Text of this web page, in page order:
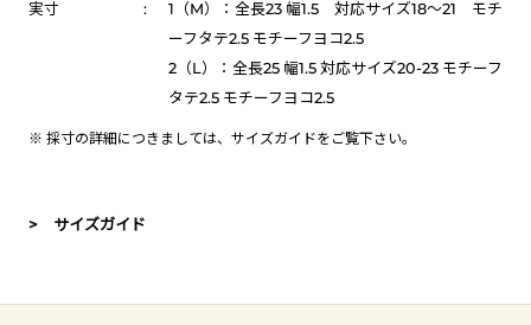
実寸
:
1（M）：全長23 幅1.5 対応サイズ18～21 モチ
ーフタテ2.5 モチーフヨコ2.5
2（L）：全長25 幅1.5 対応サイズ20-23 モチーフ
タテ2.5 モチーフヨコ2.5
※ 採寸の詳細につきましては、 サイズガイドをご覧下さい。
> サイズガイド